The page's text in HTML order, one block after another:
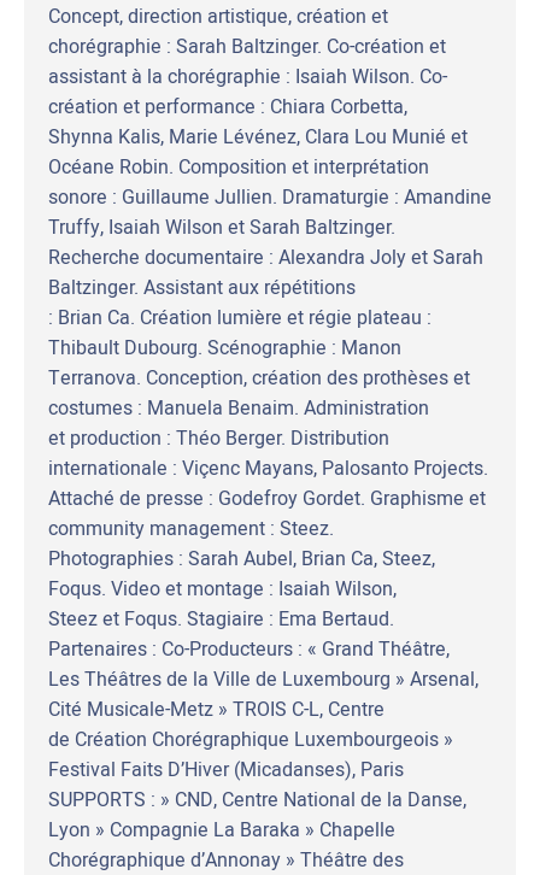
Concept, direction artistique, création et
chorégraphie : Sarah Baltzinger. Co-création et
assistant à la chorégraphie : Isaiah Wilson. Co-
création et performance : Chiara Corbetta,
Shynna Kalis, Marie Lévénez, Clara Lou Munié et
Océane Robin. Composition et interprétation
sonore : Guillaume Jullien. Dramaturgie : Amandine
Truffy, Isaiah Wilson et Sarah Baltzinger.
Recherche documentaire : Alexandra Joly et Sarah
Baltzinger. Assistant aux répétitions
: Brian Ca. Création lumière et régie plateau :
Thibault Dubourg. Scénographie : Manon
Terranova. Conception, création des prothèses et
costumes : Manuela Benaim. Administration
et production : Théo Berger. Distribution
internationale : Viçenc Mayans, Palosanto Projects.
Attaché de presse : Godefroy Gordet. Graphisme et
community management : Steez.
Photographies : Sarah Aubel, Brian Ca, Steez,
Foqus. Video et montage : Isaiah Wilson,
Steez et Foqus. Stagiaire : Ema Bertaud.
Partenaires : Co-Producteurs : « Grand Théâtre,
Les Théâtres de la Ville de Luxembourg » Arsenal,
Cité Musicale-Metz » TROIS C-L, Centre
de Création Chorégraphique Luxembourgeois »
Festival Faits D’Hiver (Micadanses), Paris
SUPPORTS : » CND, Centre National de la Danse,
Lyon » Compagnie La Baraka » Chapelle
Chorégraphique d’Annonay » Théâtre des